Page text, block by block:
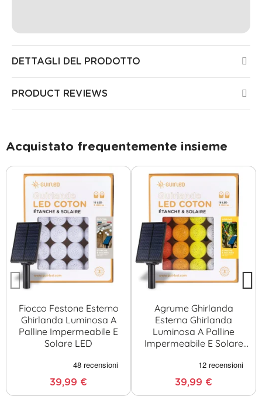
DETTAGLI DEL PRODOTTO
PRODUCT REVIEWS
Acquistato frequentemente insieme
Fiocco Festone Esterno
Ghirlanda Luminosa A
Palline Impermeabile E
Solare LED
39,99 €
Agrume Ghirlanda
Esterna Ghirlanda
Luminosa A Palline
Impermeabile E Solare
39,99 €